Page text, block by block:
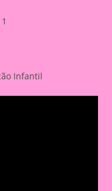
Infantil